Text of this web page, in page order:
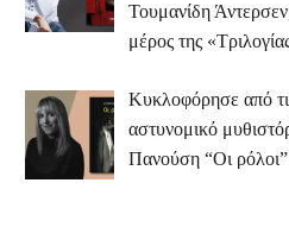
Τουμανίδη
μέρος της
Κυκλοφόρησε από
αστυνομικό
Πανούση “Οι ρόλοι”